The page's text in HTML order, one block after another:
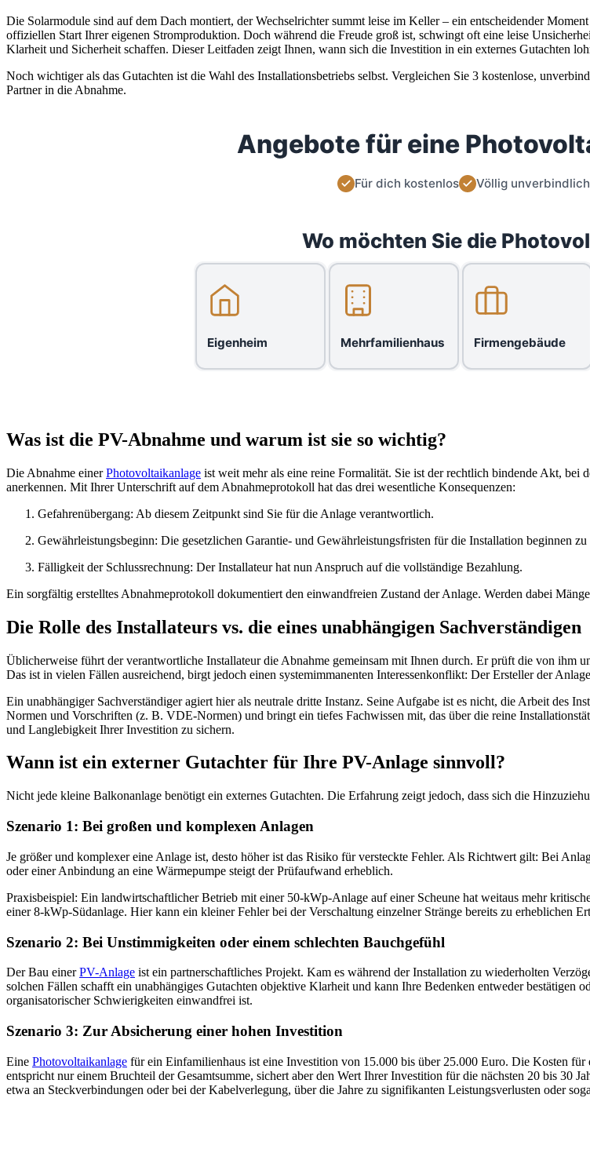
Die Solarmodule sind auf dem Dach montiert, der Wechselrichter summt leise im Keller – ein entscheidender
offiziellen Start Ihrer eigenen Stromproduktion. Doch während die Freude groß ist, schwingt oft eine leise
Klarheit und Sicherheit schaffen. Dieser Leitfaden zeigt Ihnen, wann sich die Investition in ein externes Gutachten
Noch wichtiger als das Gutachten ist die Wahl des Installationsbetriebs selbst. Vergleichen Sie 3 kostenlose,
Partner in die Abnahme.
Angebote für eine
Für dich kostenlos Völlig unverbindlich
Wo möchten Sie die
Eigenheim Mehrfamilienhaus Firmengebäude
Was ist die PV-Abnahme und warum ist sie so wichtig?
Die Abnahme einerPhotovoltaikanlage ist weit mehr als eine reine Formalität. Sie ist der rechtlich bindende Akt, bei
anerkennen. Mit Ihrer Unterschrift auf dem Abnahmeprotokoll hat das drei wesentliche Konsequenzen:
Gefahrenübergang: Ab diesem Zeitpunkt sind Sie für die Anlage verantwortlich.
Gewährleistungsbeginn: Die gesetzlichen Garantie- und Gewährleistungsfristen für die Installation beginnen zu
Fälligkeit der Schlussrechnung: Der Installateur hat nun Anspruch auf die vollständige Bezahlung.
Ein sorgfältig erstelltes Abnahmeprotokoll dokumentiert den einwandfreien Zustand der Anlage. Werden dabei
Die Rolle des Installateurs vs. die eines unabhängigen Sachverständigen
Üblicherweise führt der verantwortliche Installateur die Abnahme gemeinsam mit Ihnen durch. Er prüft die von ihm
Das ist in vielen Fällen ausreichend, birgt jedoch einen systemimmanenten Interessenkonflikt: Der Ersteller der
Ein unabhängiger Sachverständiger agiert hier als neutrale dritte Instanz. Seine Aufgabe ist es nicht, die Arbeit des
Normen und Vorschriften (z. B. VDE-Normen) und bringt ein tiefes Fachwissen mit, das über die reine
und Langlebigkeit Ihrer Investition zu sichern.
Wann ist ein externer Gutachter für Ihre PV-Anlage sinnvoll?
Nicht jede kleine Balkonanlage benötigt ein externes Gutachten. Die Erfahrung zeigt jedoch, dass sich die
Szenario 1: Bei großen und komplexen Anlagen
Je größer und komplexer eine Anlage ist, desto höher ist das Risiko für versteckte Fehler. Als Richtwert gilt: Bei
oder einer Anbindung an eine Wärmepumpe steigt der Prüfaufwand erheblich.
Praxisbeispiel: Ein landwirtschaftlicher Betrieb mit einer 50-kWp-Anlage auf einer Scheune hat weitaus mehr
einer 8-kWp-Südanlage. Hier kann ein kleiner Fehler bei der Verschaltung einzelner Stränge bereits zu erheblichen
Szenario 2: Bei Unstimmigkeiten oder einem schlechten Bauchgefühl
Der Bau einerPV-Anlage ist ein partnerschaftliches Projekt. Kam es während der Installation zu wiederholten
solchen Fällen schafft ein unabhängiges Gutachten objektive Klarheit und kann Ihre Bedenken entweder bestätigen
organisatorischer Schwierigkeiten einwandfrei ist.
Szenario 3: Zur Absicherung einer hohen Investition
Eine Photovoltaikanlage für ein Einfamilienhaus ist eine Investition von 15.000 bis über 25.000 Euro. Die Kosten
entspricht nur einem Bruchteil der Gesamtsumme, sichert aber den Wert Ihrer Investition für die nächsten 20 bis 30
etwa an Steckverbindungen oder bei der Kabelverlegung, über die Jahre zu signifikanten Leistungsverlusten oder